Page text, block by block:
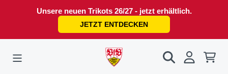
Unsere neuen Trikots 26/27 - jetzt erhältlich.
JETZT ENTDECKEN